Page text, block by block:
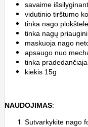
savaime
vidutinio tirštumo
tinka nago
tinka nagų
maskuoja nago
apsaugo nuo
tinka
kiekis 15g
NAUDOJIMAS:
Sutvarkykite nago